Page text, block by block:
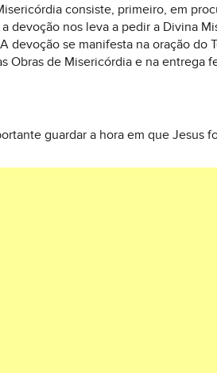
consiste, primeiro, em
devoção nos leva a pedir a Divina
devoção se manifesta na oração
Obras de Misericórdia e na entrega
guardar a hora em que Jesus